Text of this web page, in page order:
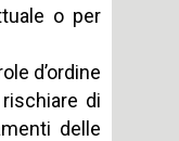
o per
d’ordine
di
delle